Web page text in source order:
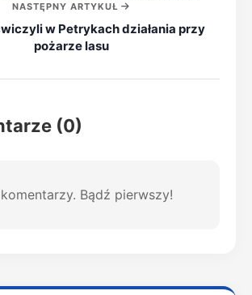
NASTĘPNY ARTYKUŁ
w Petrykach działania przy
pożarze lasu
(0)
Bądź pierwszy!